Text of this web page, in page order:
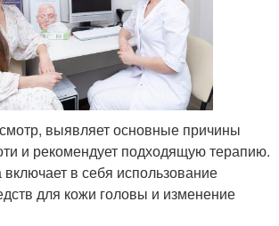
выявляет основные причины
и рекомендует подходящую терапию.
в себя использование
для кожи головы и изменение